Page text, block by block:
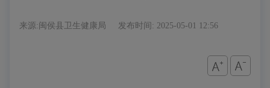
来源:闽侯县卫生健康局 发布时间: 2025-05-01 12:56